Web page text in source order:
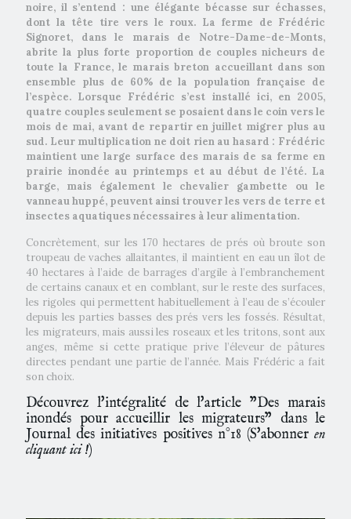
noire, il s’entend : une élégante bécasse sur échasses,
dont la tête tire vers le roux. La ferme de Frédéric
Signoret, dans le marais de Notre-Dame-de-Monts,
abrite la plus forte proportion de couples nicheurs de
toute la France, le marais breton accueillant dans son
ensemble plus de 60% de la population française de
l’espèce. Lorsque Frédéric s’est installé ici, en 2005,
quatre couples seulement se posaient dans le coin vers le
mois de mai, avant de repartir en juillet migrer plus au
sud. Leur multiplication ne doit rien au hasard : Frédéric
maintient une large surface des marais de sa ferme en
prairie inondée au printemps et au début de l’été. La
barge, mais également le chevalier gambette ou le
vanneau huppé, peuvent ainsi trouver les vers de terre et
insectes aquatiques nécessaires à leur alimentation.
Concrètement, sur les 170 hectares de prés où broute son
troupeau de vaches allaitantes, il maintient en eau un îlot de
40 hectares à l’aide de barrages d’argile à l’embranchement
de certains canaux et en comblant, sur le reste des surfaces,
les rigoles qui permettent habituellement à l’eau de s’écouler
depuis les parties basses des prés vers les fossés. Résultat,
les migrateurs, mais aussi les roseaux et les tritons, sont aux
anges, même si cette pratique prive l’éleveur de pâtures
directes pendant une partie de l’année. Mais Frédéric a fait
son choix.
Découvrez l'intégralité de l'article "Des marais
inondés pour accueillir les migrateurs" dans le
Journal des initiatives positives n°18 (S'abonneren
cliquant ici !)